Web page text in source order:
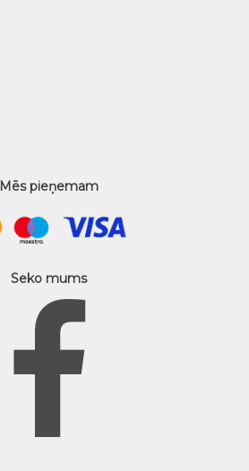
Mēs pieņemam
Seko mums